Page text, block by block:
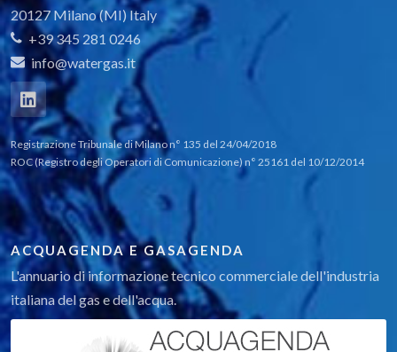
20127 Milano (MI) Italy
+39 345 281 0246
info@watergas.it
Registrazione Tribunale di Milano n° 135 del 24/04/2018
ROC (Registro degli Operatori di Comunicazione) n° 25161 del 10/12/2014
ACQUAGENDA E GASAGENDA
L'annuario di informazione tecnico commerciale dell'industria
italiana del gas e dell'acqua.